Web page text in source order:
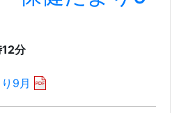
分
9月